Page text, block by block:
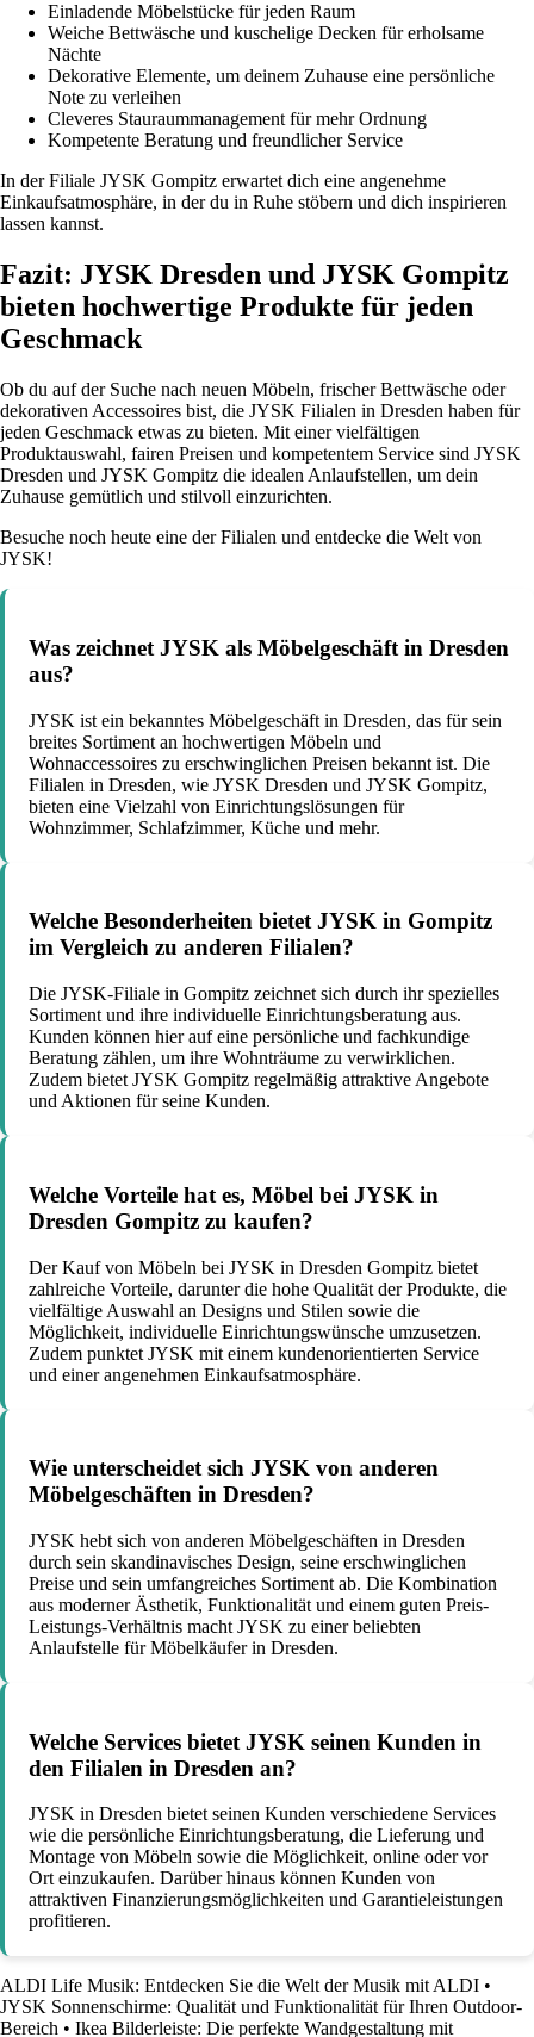
Einladende Möbelstücke für jeden Raum
Weiche Bettwäsche und kuschelige Decken für erholsame
Nächte
Dekorative Elemente, um deinem Zuhause eine persönliche
Note zu verleihen
Cleveres Stauraummanagement für mehr Ordnung
Kompetente Beratung und freundlicher Service
In der Filiale JYSK Gompitz erwartet dich eine angenehme
Einkaufsatmosphäre, in der du in Ruhe stöbern und dich inspirieren
lassen kannst.
Fazit: JYSK Dresden und JYSK Gompitz
bieten hochwertige Produkte für jeden
Geschmack
Ob du auf der Suche nach neuen Möbeln, frischer Bettwäsche oder
dekorativen Accessoires bist, die JYSK Filialen in Dresden haben für
jeden Geschmack etwas zu bieten. Mit einer vielfältigen
Produktauswahl, fairen Preisen und kompetentem Service sind JYSK
Dresden und JYSK Gompitz die idealen Anlaufstellen, um dein
Zuhause gemütlich und stilvoll einzurichten.
Besuche noch heute eine der Filialen und entdecke die Welt von
JYSK!
Was zeichnet JYSK als Möbelgeschäft in Dresden
aus?
JYSK ist ein bekanntes Möbelgeschäft in Dresden, das für sein
breites Sortiment an hochwertigen Möbeln und
Wohnaccessoires zu erschwinglichen Preisen bekannt ist. Die
Filialen in Dresden, wie JYSK Dresden und JYSK Gompitz,
bieten eine Vielzahl von Einrichtungslösungen für
Wohnzimmer, Schlafzimmer, Küche und mehr.
Welche Besonderheiten bietet JYSK in Gompitz
im Vergleich zu anderen Filialen?
Die JYSK-Filiale in Gompitz zeichnet sich durch ihr spezielles
Sortiment und ihre individuelle Einrichtungsberatung aus.
Kunden können hier auf eine persönliche und fachkundige
Beratung zählen, um ihre Wohnträume zu verwirklichen.
Zudem bietet JYSK Gompitz regelmäßig attraktive Angebote
und Aktionen für seine Kunden.
Welche Vorteile hat es, Möbel bei JYSK in
Dresden Gompitz zu kaufen?
Der Kauf von Möbeln bei JYSK in Dresden Gompitz bietet
zahlreiche Vorteile, darunter die hohe Qualität der Produkte, die
vielfältige Auswahl an Designs und Stilen sowie die
Möglichkeit, individuelle Einrichtungswünsche umzusetzen.
Zudem punktet JYSK mit einem kundenorientierten Service
und einer angenehmen Einkaufsatmosphäre.
Wie unterscheidet sich JYSK von anderen
Möbelgeschäften in Dresden?
JYSK hebt sich von anderen Möbelgeschäften in Dresden
durch sein skandinavisches Design, seine erschwinglichen
Preise und sein umfangreiches Sortiment ab. Die Kombination
aus moderner Ästhetik, Funktionalität und einem guten Preis-
Leistungs-Verhältnis macht JYSK zu einer beliebten
Anlaufstelle für Möbelkäufer in Dresden.
Welche Services bietet JYSK seinen Kunden in
den Filialen in Dresden an?
JYSK in Dresden bietet seinen Kunden verschiedene Services
wie die persönliche Einrichtungsberatung, die Lieferung und
Montage von Möbeln sowie die Möglichkeit, online oder vor
Ort einzukaufen. Darüber hinaus können Kunden von
attraktiven Finanzierungsmöglichkeiten und Garantieleistungen
profitieren.
ALDI Life Musik: Entdecken Sie die Welt der Musik mit ALDI •
JYSK Sonnenschirme: Qualität und Funktionalität für Ihren Outdoor-
Bereich • Ikea Bilderleiste: Die perfekte Wandgestaltung mit